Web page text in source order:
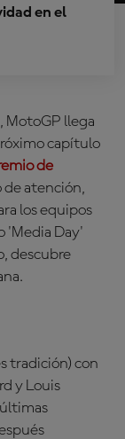
en el
MotoGP llega
capítulo
de
de atención,
los equipos
'Media Day'
descubre
tradición) con
y Louis